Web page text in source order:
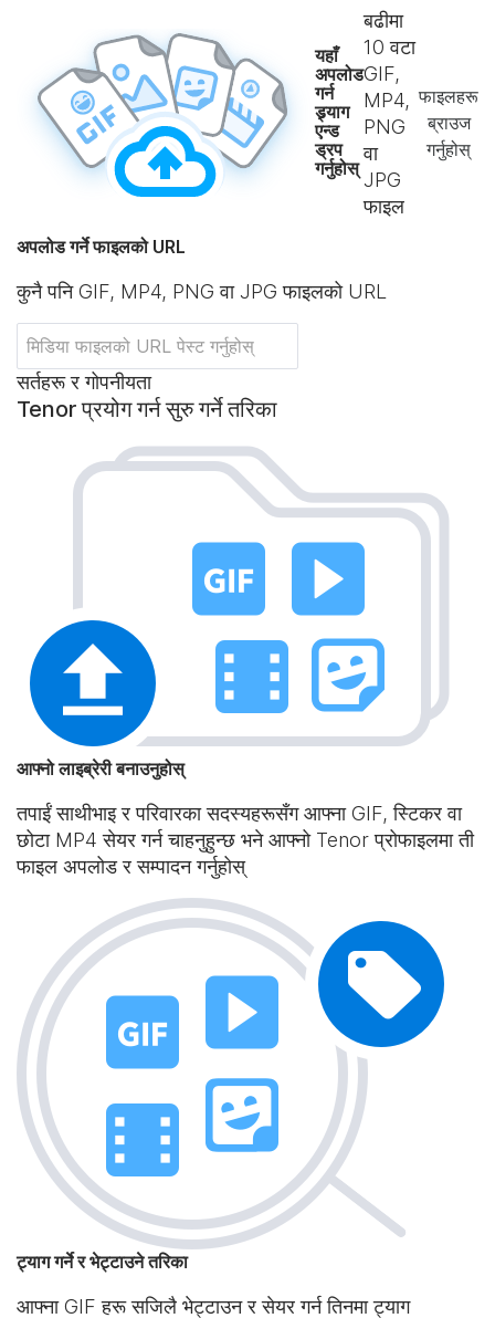
यहाँ
अपलोड
गर्न
ड्र्याग
एन्ड
ड्रप
गर्नुहोस्
बढीमा
10 वटा
GIF,
MP4,
PNG
वा
JPG
फाइल
फाइलहरू
ब्राउज
गर्नुहोस्
अपलोड गर्ने फाइलको URL
कुनै पनि GIF, MP4, PNG वा JPG फाइलको URL
सर्तहरू र गोपनीयता
Tenor प्रयोग गर्न सुरु गर्ने तरिका
आफ्नो लाइब्रेरी बनाउनुहोस्
तपाईं साथीभाइ र परिवारका सदस्यहरूसँग आफ्ना GIF, स्टिकर वा
छोटा MP4 सेयर गर्न चाहनुहुन्छ भने आफ्नो Tenor प्रोफाइलमा ती
फाइल अपलोड र सम्पादन गर्नुहोस्
ट्याग गर्ने र भेट्टाउने तरिका
आफ्ना GIF हरू सजिलै भेट्टाउन र सेयर गर्न तिनमा ट्याग